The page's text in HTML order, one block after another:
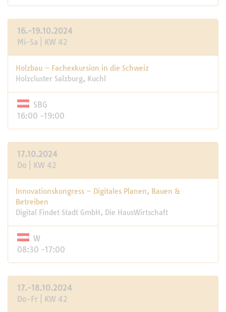
16.-19.10.2024
Mi-Sa | KW 42
Holzbau – Fachexkursion in die Schweiz
Holzcluster Salzburg, Kuchl
SBG
16:00 -19:00
17.10.2024
Do | KW 42
Innovationskongress – Digitales Planen, Bauen &
Betreiben
Digital Findet Stadt GmbH, Die HausWirtschaft
W
08:30 -17:00
17.-18.10.2024
Do-Fr | KW 42